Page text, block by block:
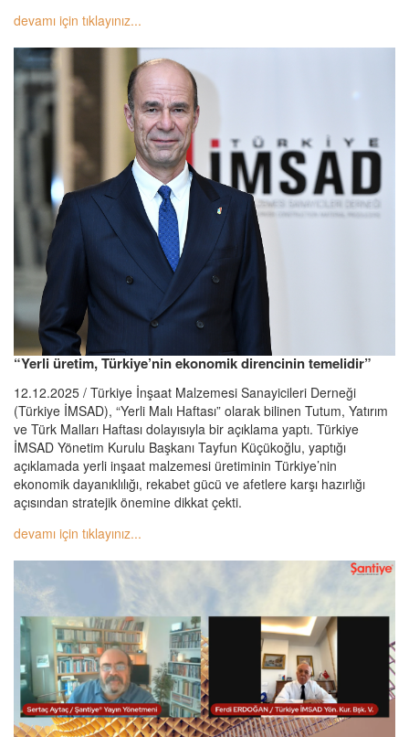
devamı için tıklayınız...
“Yerli üretim, Türkiye’nin ekonomik direncinin temelidir”
12.12.2025 / Türkiye İnşaat Malzemesi Sanayicileri Derneği
(Türkiye İMSAD), “Yerli Malı Haftası” olarak bilinen Tutum, Yatırım
ve Türk Malları Haftası dolayısıyla bir açıklama yaptı. Türkiye
İMSAD Yönetim Kurulu Başkanı Tayfun Küçükoğlu, yaptığı
açıklamada yerli inşaat malzemesi üretiminin Türkiye’nin
ekonomik dayanıklılığı, rekabet gücü ve afetlere karşı hazırlığı
açısından stratejik önemine dikkat çekti.
devamı için tıklayınız...